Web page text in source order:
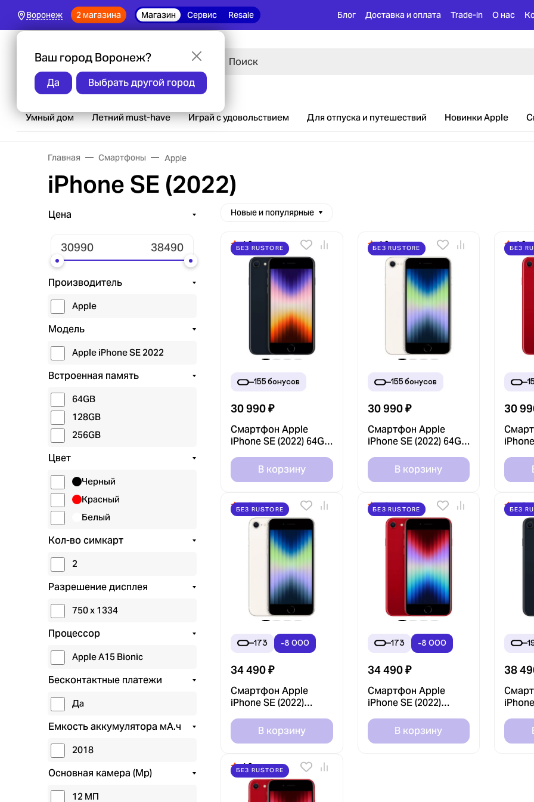
Воронеж
Ваш город Воронеж?
Да Выбрать другой город
2 магазина Магазин Сервис Resale Блог Доставка и оплата Trade-in О нас
Каталог
Умный дом Летний must-have Играй с удовольствием Для отпуска и путешествий Новинки Apple
Главная Смартфоны Apple
iPhone SE (2022)
Цена
Производитель
Apple
Модель
Apple iPhone SE 2022
Встроенная память
64GB
128GB
256GB
Цвет
Черный
Красный
Белый
Кол-во симкарт
2
Разрешение дисплея
750 x 1334
Процессор
Apple A15 Bionic
Бесконтактные платежи
Да
Емкость аккумулятора мА.ч
2018
Основная камера (Mp)
12 МП
Новые и популярные
4.9
БЕЗ RUSTORE
155бонусов
30 990₽
Смартфон Apple
iPhone SE (2022) 64GB
RuStore)В корзину
4.9
БЕЗ RUSTORE
155бонусов
30 990₽
Смартфон Apple
iPhone SE (2022) 64GB
RuStore)В корзину
4.9
БЕЗ
30
4.9
БЕЗ RUSTORE
173 -8 000
34 490₽
Смартфон Apple
iPhone SE (2022)
(Без RuStore)
В корзину
4.9
БЕЗ RUSTORE
173 -8 000
34 490₽
Смартфон Apple
iPhone SE (2022)
(PRODUCT)RED (Без
RuStore)
В корзину
4.9
БЕЗ
38
(Без
4.9
БЕЗ RUSTORE